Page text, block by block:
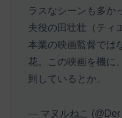
ラスなシーンも多か
夫役の田壮壮（ティ
本業の映画監督では
花。この映画を機に
到しているとか。
— マヌルねこ